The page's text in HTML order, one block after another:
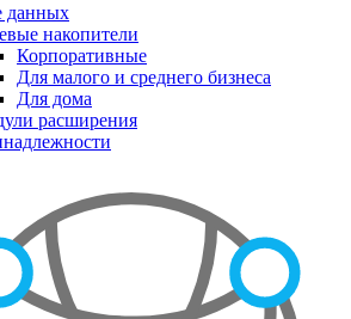
данных
накопители
Корпоративные
Для малого и среднего бизнеса
Для дома
расширения